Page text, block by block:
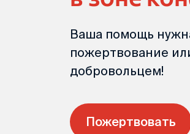
Ваша помощь
пожертвование
добровольцем!
Пожертвовать